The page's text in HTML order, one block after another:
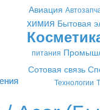
Авиация
химия Бытовая
питания
Сотовая связь
Технологии